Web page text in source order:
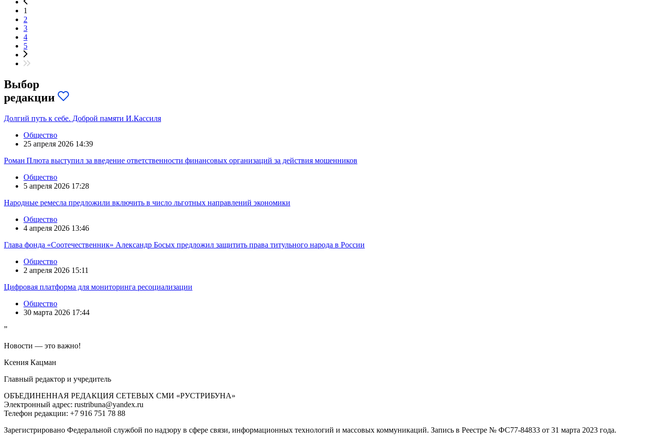
1
2
3
4
5
Выбор
редакции
Долгий путь к себе. Доброй памяти И.Кассиля
Общество
25 апреля 2026 14:39
Роман Плюта выступил за введение ответственности финансовых организаций за действия мошенников
Общество
5 апреля 2026 17:28
Народные ремесла предложили включить в число льготных направлений экономики
Общество
4 апреля 2026 13:46
Глава фонда «Соотечественник» Александр Босых предложил защитить права титульного народа в России
Общество
2 апреля 2026 15:11
Цифровая платформа для мониторинга ресоциализации
Общество
30 марта 2026 17:44
”
Новости — это важно!
Ксения Кацман
Главный редактор и учредитель
ОБЪЕДИНЕННАЯ РЕДАКЦИЯ СЕТЕВЫХ СМИ «РУСТРИБУНА»
Электронный адрес: rustribuna@yandex.ru
Телефон редакции: +7 916 751 78 88
Зарегистрировано Федеральной службой по надзору в сфере связи, информационных технологий и массовых коммуникаций. Запись в Реестре № ФС77-84833 от 31 марта 2023 года.